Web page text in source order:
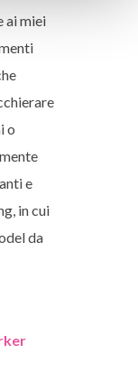
ai miei
o
e
in cui
da